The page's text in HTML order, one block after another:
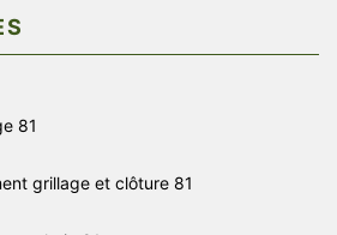
81
grillage et clôture 81